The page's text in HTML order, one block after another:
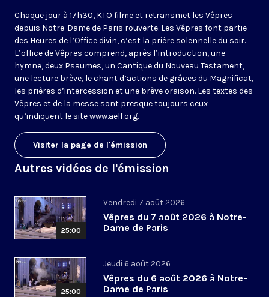
Chaque jour à 17h30, KTO filme et retransmet les Vêpres
depuis Notre-Dame de Paris rouverte. Les Vêpres font partie
des Heures de l’Office divin, c’est la prière solennelle du soir.
L’office de Vêpres comprend, après l’introduction, une
hymne, deux Psaumes, un Cantique du Nouveau Testament,
une lecture brève, le chant d’actions de grâces du Magnificat,
les prières d’intercession et une brève oraison. Les textes des
Vêpres et de la messe sont presque toujours ceux
qu’indiquent le sitewww.aelf.org.
Visiter la page de l'émission
Autres vidéos de l'émission
25:00
Vendredi 7 août 2026
Vêpres du 7 août 2026 à Notre-
Dame de Paris
25:00
Jeudi 6 août 2026
Vêpres du 6 août 2026 à Notre-
Dame de Paris